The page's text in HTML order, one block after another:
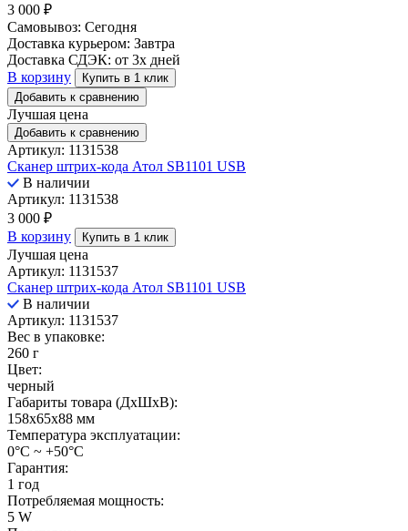
3 000 ₽
Самовывоз: Сегодня
Доставка курьером: Завтра
Доставка СДЭК: от 3х дней
В корзину
Купить в 1 клик
Добавить к сравнению
Лучшая цена
Добавить к сравнению
Артикул: 1131538
Сканер штрих-кода Атол SB1101 USB
В наличии
Артикул: 1131538
3 000 ₽
В корзину
Купить в 1 клик
Лучшая цена
Артикул: 1131537
Сканер штрих-кода Атол SB1101 USB
В наличии
Артикул: 1131537
Вес в упаковке:
260 г
Цвет:
черный
Габариты товара (ДxШxВ):
158x65x88 мм
Температура эксплуатации:
0°C ~ +50°C
Гарантия:
1 год
Потребляемая мощность:
5 W